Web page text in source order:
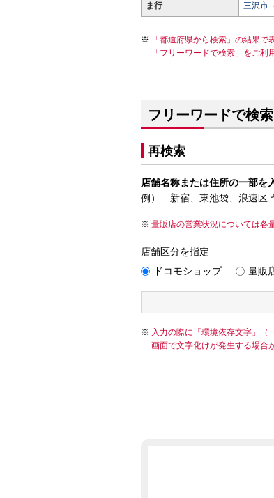
ま行 三沢市
「都道府県から検索」の結果
「フリーワードで検索」をご利
フリーワードで検索
再検索
店舗名称または住所の一部を
例） 新宿、東池袋、浪速区
量販店の営業状況については各
店舗区分を指定
ドコモショップ
量販
入力の際に「環境依存文字」（
画面で文字化けが発生する場合